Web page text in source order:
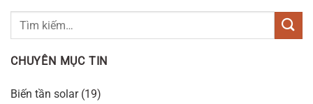
CHUYÊN MỤC TIN
Biến tần solar(19)